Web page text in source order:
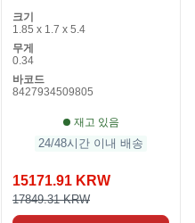
크기
1.85 x 1.7 x 5.4
무게
0.34
바코드
8427934509805
재고 있음
24/48시간 이내 배송
15171.91 KRW
17849.31 KRW